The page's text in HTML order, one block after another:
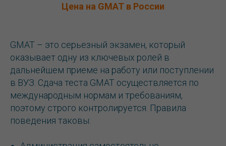
Цена на GMAT в России
GMAT – это серьезный экзамен, который
оказывает одну из ключевых ролей в
дальнейшем приеме на работу или поступлении
в ВУЗ. Сдача теста GMAT осуществляется по
международным нормам и требованиям,
поэтому строго контролируется. Правила
поведения таковы: